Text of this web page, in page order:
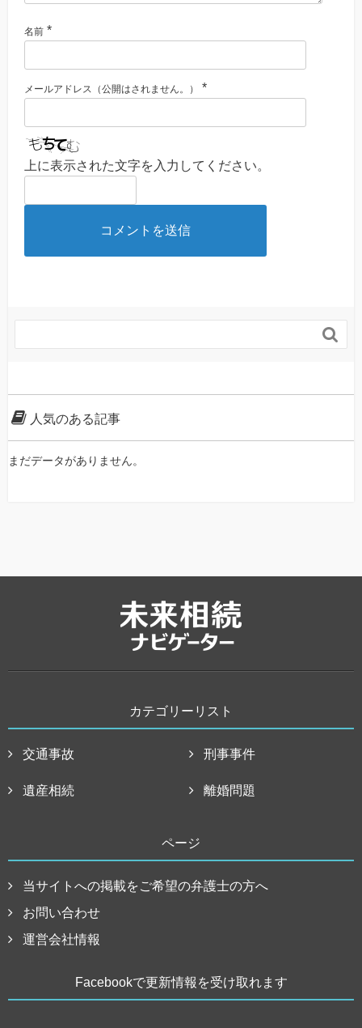
名前 *
メールアドレス（公開はされません。） *
上に表示された文字を入力してください。

人気のある記事
まだデータがありません。
カテゴリーリスト
交通事故 刑事事件
遺産相続 離婚問題
ページ
当サイトへの掲載をご希望の弁護士の方へ
お問い合わせ
運営会社情報
Facebookで更新情報を受け取れます